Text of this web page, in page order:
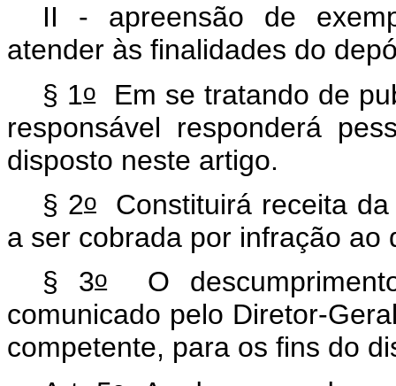
II - apreensão de
atender às finalidades do
§ 1oEm se tratando de
responsável responderá
disposto neste artigo.
§ 2oConstituirá receita da
a ser cobrada por infração
§ 3oO
comunicado pelo Diretor-
competente, para os fins do